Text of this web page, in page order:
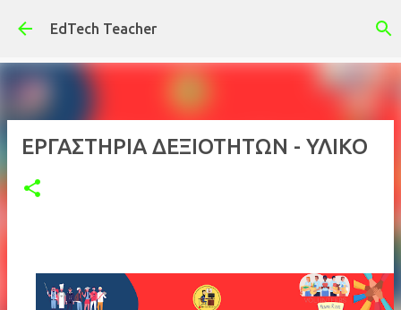
Μετάβαση στο κύριο περιεχόμενο
EdTech Teacher
ΕΡΓΑΣΤΗΡΙΑ ΔΕΞΙΟΤΗΤΩΝ - ΥΛΙΚΟ